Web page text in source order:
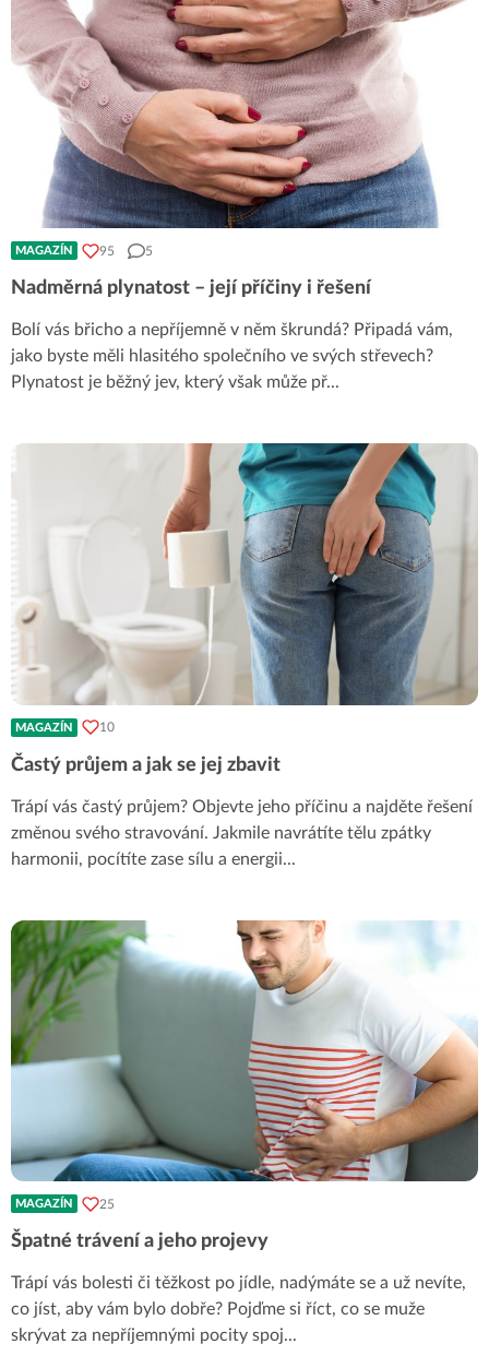
MAGAZÍN 95 5
Nadměrná plynatost – její příčiny i řešení
Bolí vás břicho a nepříjemně v něm škrundá? Připadá vám,
jako byste měli hlasitého společního ve svých střevech?
Plynatost je běžný jev, který však může př...
MAGAZÍN 10
Častý průjem a jak se jej zbavit
Trápí vás častý průjem? Objevte jeho příčinu a najděte řešení
změnou svého stravování. Jakmile navrátíte tělu zpátky
harmonii, pocítíte zase sílu a energii...
MAGAZÍN 25
Špatné trávení a jeho projevy
Trápí vás bolesti či těžkost po jídle, nadýmáte se a už nevíte,
co jíst, aby vám bylo dobře? Pojďme si říct, co se muže
skrývat za nepříjemnými pocity spoj...